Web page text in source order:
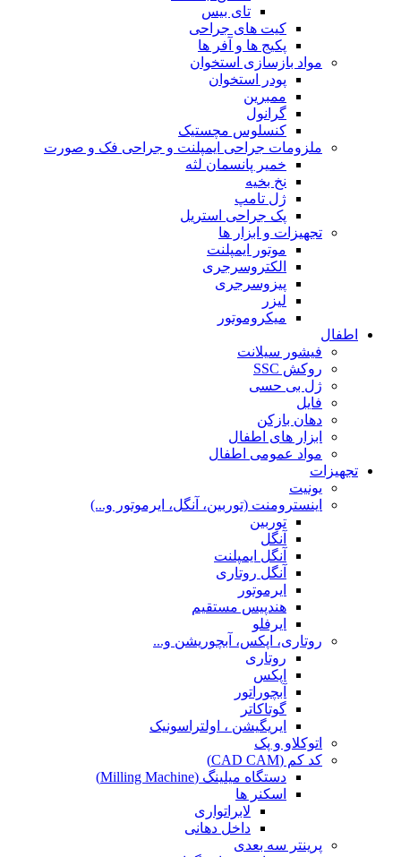
تای بیس
کیت های جراحی
پکیج ها و آفر ها
مواد بازسازی استخوان
پودر استخوان
ممبرین
گرانول
کنسلوس مچستیک
ملزومات جراحی ایمپلنت و جراحی فک و صورت
خمیر پانسمان لثه
نخ بخیه
ژل تامپ
پک جراحی استریل
تجهیزات و ابزار ها
موتور ایمپلنت
الکتروسرجری
پیزوسرجری
لیزر
میکروموتور
اطفال
فیشور سیلانت
روکش SSC
ژل بی حسی
فایل
دهان بازکن
ابزار های اطفال
مواد عمومی اطفال
تجهیزات
یونیت
اینسترومنت (توربین، آنگل، ایرموتور و...)
توربین
آنگل
آنگل ایمپلنت
آنگل روتاری
ایرموتور
هندپیس مستقیم
ایرفلو
روتاری، اپکس، آبچوریشن و...
روتاری
اپکس
آبچوراتور
گوتاکاتر
ایریگیشن ، اولتراسونیک
اتوکلاو و پک
کد کم (CAD CAM)
دستگاه میلینگ (Milling Machine)
اسکنر ها
لابراتواری
داخل دهانی
پرینتر سه بعدی